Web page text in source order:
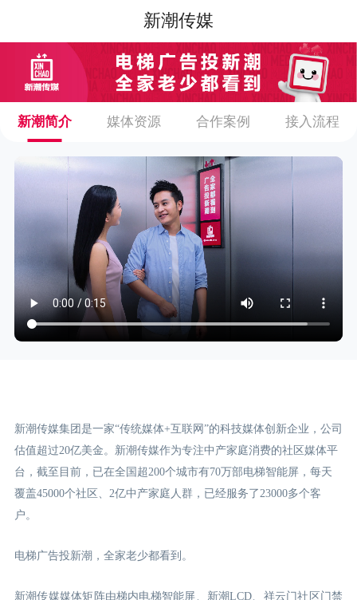
新潮传媒
新潮简介 媒体资源 合作案例 接入流程
新潮传媒集团是一家“传统媒体+互联网”的科技媒体创新企业，公司
估值超过20亿美金。新潮传媒作为专注中产家庭消费的社区媒体平
台，截至目前，已在全国超200个城市有70万部电梯智能屏，每天
覆盖45000个社区、2亿中产家庭人群，已经服务了23000多个客
户。
电梯广告投新潮，全家老少都看到。
新潮传媒媒体矩阵由梯内电梯智能屏、新潮LCD、祥云门社区门禁